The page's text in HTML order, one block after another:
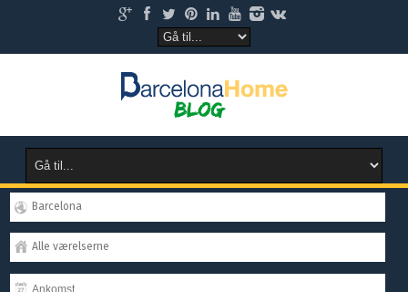
Barcelona
Alle værelserne